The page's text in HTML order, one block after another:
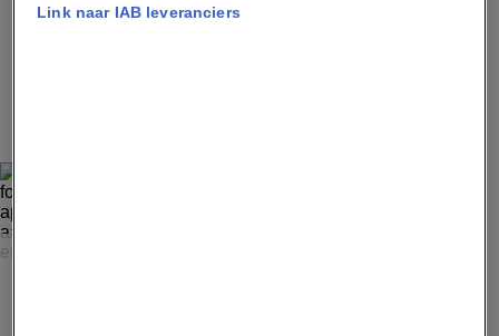
Link naar IAB leveranciers